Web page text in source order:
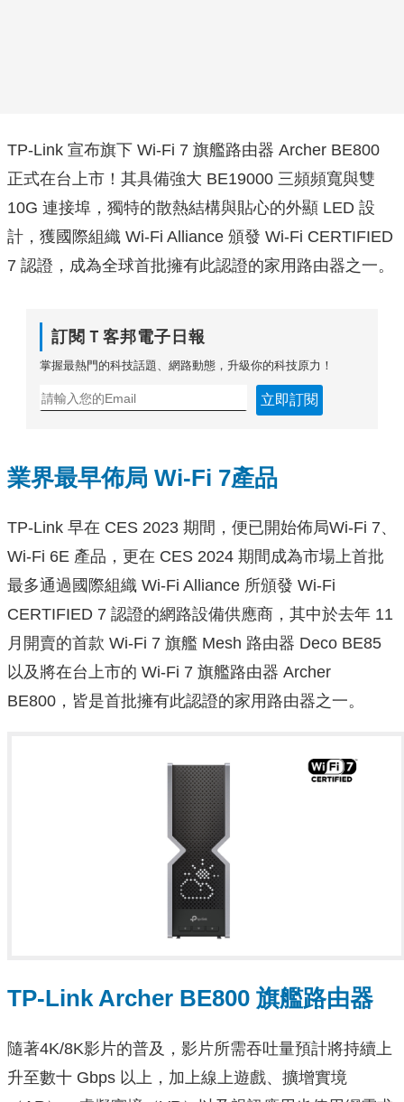
TP-Link 宣布旗下 Wi-Fi 7 旗艦路由器 Archer BE800
正式在台上市！其具備強大 BE19000 三頻頻寬與雙
10G 連接埠，獨特的散熱結構與貼心的外顯 LED 設
計，獲國際組織 Wi-Fi Alliance 頒發 Wi-Fi CERTIFIED
7 認證，成為全球首批擁有此認證的家用路由器之一。
訂閱Ｔ客邦電子日報
掌握最熱門的科技話題、網路動態，升級你的科技原力！
立即訂閱
業界最早佈局 Wi-Fi 7產品
TP-Link 早在 CES 2023 期間，便已開始佈局Wi-Fi 7、
Wi-Fi 6E 產品，更在 CES 2024 期間成為市場上首批
最多通過國際組織 Wi-Fi Alliance 所頒發 Wi-Fi
CERTIFIED 7 認證的網路設備供應商，其中於去年 11
月開賣的首款 Wi-Fi 7 旗艦 Mesh 路由器 Deco BE85
以及將在台上市的 Wi-Fi 7 旗艦路由器 Archer
BE800，皆是首批擁有此認證的家用路由器之一。
TP-Link Archer BE800 旗艦路由器
隨著4K/8K影片的普及，影片所需吞吐量預計將持續上
升至數十 Gbps 以上，加上線上遊戲、擴增實境